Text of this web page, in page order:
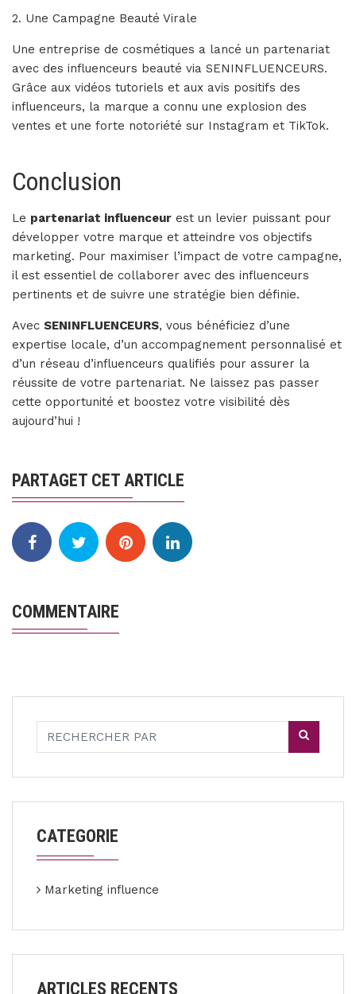
2. Une Campagne Beauté Virale
Une entreprise de cosmétiques a lancé un partenariat
avec des influenceurs beauté via SENINFLUENCEURS.
Grâce aux vidéos tutoriels et aux avis positifs des
influenceurs, la marque a connu une explosion des
ventes et une forte notoriété sur Instagram et TikTok.
Conclusion
Le partenariat influenceur est un levier puissant pour
développer votre marque et atteindre vos objectifs
marketing. Pour maximiser l’impact de votre campagne,
il est essentiel de collaborer avec des influenceurs
pertinents et de suivre une stratégie bien définie.
Avec SENINFLUENCEURS, vous bénéficiez d’une
expertise locale, d’un accompagnement personnalisé et
d’un réseau d’influenceurs qualifiés pour assurer la
réussite de votre partenariat. Ne laissez pas passer
cette opportunité et boostez votre visibilité dès
aujourd’hui !
PARTAGET CET ARTICLE
COMMENTAIRE
CATEGORIE
Marketing influence
ARTICLES RECENTS